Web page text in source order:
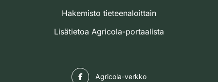
Hakemisto tieteenaloittain
Lisätietoa Agricola-portaalista
Agricola-verkko